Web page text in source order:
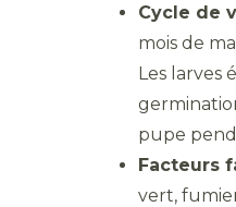
Cycle de
mois de
Les larves
pupe
Facteurs
vert,